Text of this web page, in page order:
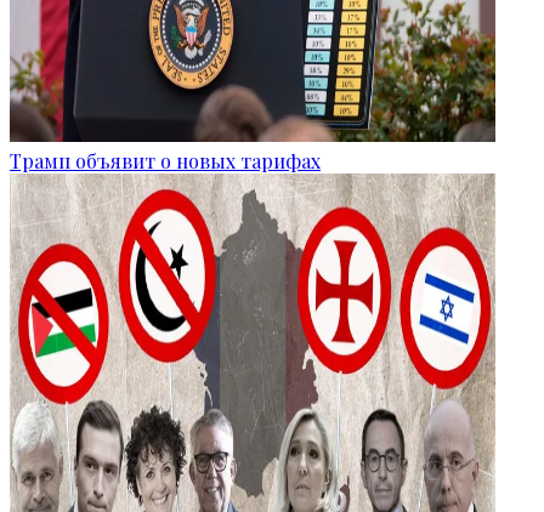
Трамп объявит о новых тарифах